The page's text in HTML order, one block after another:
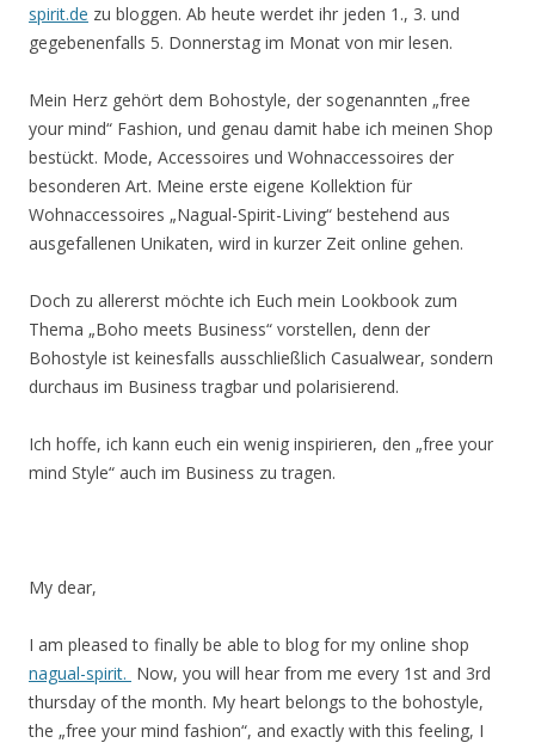
spirit.de zu bloggen. Ab heute werdet ihr jeden 1., 3. und
gegebenenfalls 5. Donnerstag im Monat von mir lesen.
Mein Herz gehört dem Bohostyle, der sogenannten „free
your mind“ Fashion, und genau damit habe ich meinen Shop
bestückt. Mode, Accessoires und Wohnaccessoires der
besonderen Art. Meine erste eigene Kollektion für
Wohnaccessoires „Nagual-Spirit-Living“ bestehend aus
ausgefallenen Unikaten, wird in kurzer Zeit online gehen.
Doch zu allererst möchte ich Euch mein Lookbook zum
Thema „Boho meets Business“ vorstellen, denn der
Bohostyle ist keinesfalls ausschließlich Casualwear, sondern
durchaus im Business tragbar und polarisierend.
Ich hoffe, ich kann euch ein wenig inspirieren, den „free your
mind Style“ auch im Business zu tragen.
My dear,
I am pleased to finally be able to blog for my online shop
nagual-spirit. Now, you will hear from me every 1st and 3rd
thursday of the month. My heart belongs to the bohostyle,
the „free your mind fashion“, and exactly with this feeling, I